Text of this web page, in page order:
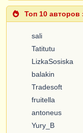
са.
Пока
"ПЭК"
ТКомпания.
ул. Базовая,
Страховка у
Топ 10 авторов
sali
Tatitutu
LizkaSosiska
balakin
Tradesoft
fruitella
antoneus
Yury_B